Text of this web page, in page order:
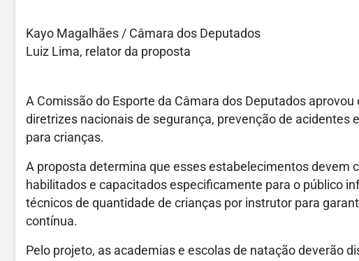
Kayo Magalhães / Câmara dos Deputados
Luiz Lima, relator da proposta
A Comissão do Esporte da Câmara dos Deputados
diretrizes nacionais de segurança, prevenção de acidentes
para crianças.
A proposta determina que esses estabelecimentos
habilitados e capacitados especificamente para o público
técnicos de quantidade de crianças por instrutor para
contínua.
Pelo projeto, as academias e escolas de natação deverão